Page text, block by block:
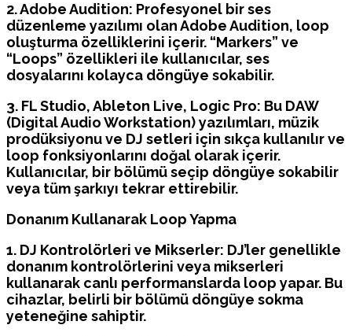
2. Adobe Audition: Profesyonel bir ses
düzenleme yazılımı olan Adobe Audition, loop
oluşturma özelliklerini içerir. “Markers” ve
“Loops” özellikleri ile kullanıcılar, ses
dosyalarını kolayca döngüye sokabilir.
3. FL Studio, Ableton Live, Logic Pro: Bu DAW
(Digital Audio Workstation) yazılımları, müzik
prodüksiyonu ve DJ setleri için sıkça kullanılır ve
loop fonksiyonlarını doğal olarak içerir.
Kullanıcılar, bir bölümü seçip döngüye sokabilir
veya tüm şarkıyı tekrar ettirebilir.
Donanım Kullanarak Loop Yapma
1. DJ Kontrolörleri ve Mikserler: DJ’ler genellikle
donanım kontrolörlerini veya mikserleri
kullanarak canlı performanslarda loop yapar. Bu
cihazlar, belirli bir bölümü döngüye sokma
yeteneğine sahiptir.